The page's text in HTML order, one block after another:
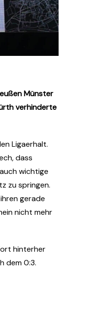
Münster
verhinderte
Ligaerhalt.
dass
wichtige
zu springen.
gerade
nicht mehr
hinterher
dem 0:3.